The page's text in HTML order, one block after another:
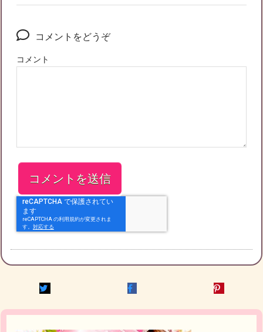
コメントをどうぞ
コメント